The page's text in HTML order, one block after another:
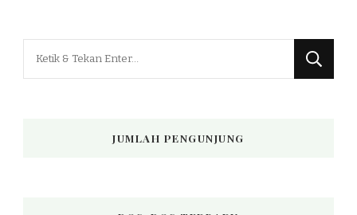
Mencari
JUMLAH PENGUNJUNG